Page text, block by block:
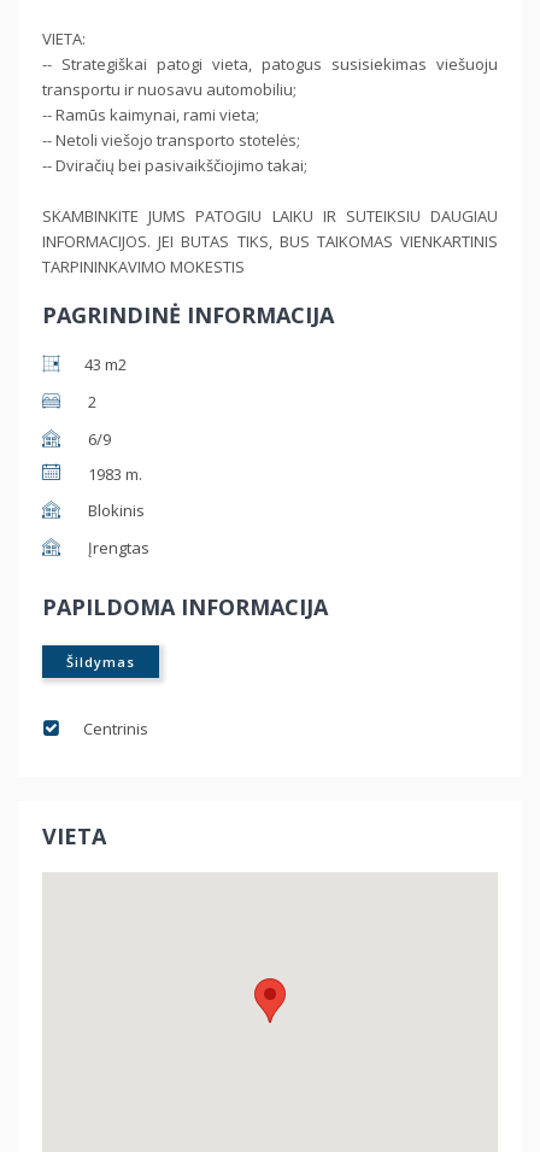
VIETA:
-- Strategiškai patogi vieta, patogus susisiekimas viešuoju
transportu ir nuosavu automobiliu;
-- Ramūs kaimynai, rami vieta;
-- Netoli viešojo transporto stotelės;
-- Dviračių bei pasivaikščiojimo takai;
SKAMBINKITE JUMS PATOGIU LAIKU IR SUTEIKSIU DAUGIAU
INFORMACIJOS. JEI BUTAS TIKS, BUS TAIKOMAS VIENKARTINIS
TARPININKAVIMO MOKESTIS
PAGRINDINĖ INFORMACIJA
43 m2
2
6/9
1983 m.
Blokinis
Įrengtas
PAPILDOMA INFORMACIJA
Šildymas
Centrinis
VIETA